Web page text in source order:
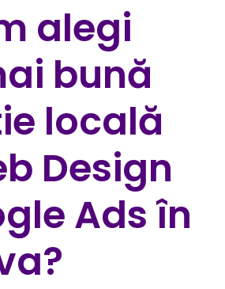
alegi
bună
locală
Design
Ads în